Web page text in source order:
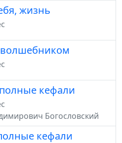
жизнь
кефали
Богословский
кефали